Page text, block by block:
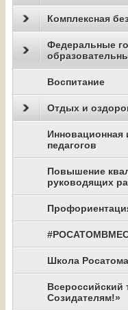
Комплексная
Федеральные
Воспитание
Отдых и
Инновационная
педагогов
Повышение
руководящих
Школа Росатома
Всероссийский
Созидателям!»